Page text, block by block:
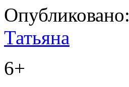
Опубликовано:
Татьяна
6+